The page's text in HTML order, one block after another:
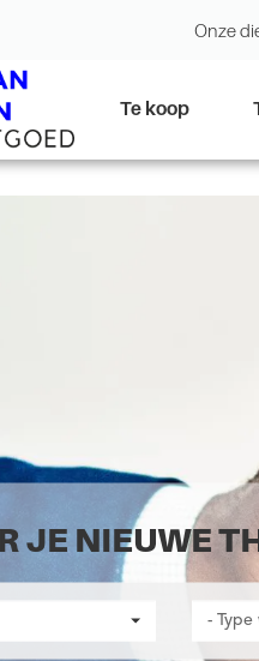
Onze
Te koop
JE NIEUWE
- Type